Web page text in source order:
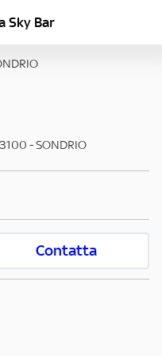
Sky Bar
-SONDRIO
Contatta